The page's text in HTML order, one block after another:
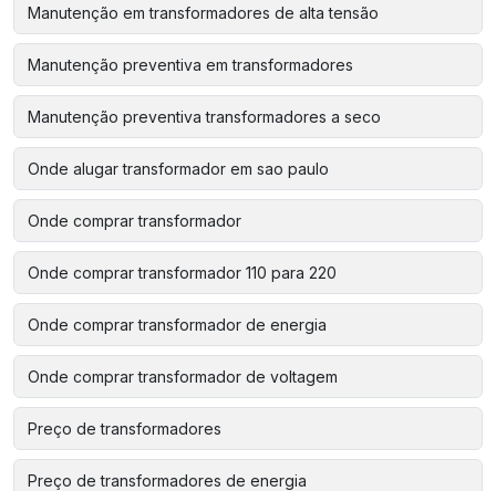
Manutenção em transformadores de alta tensão
Manutenção preventiva em transformadores
Manutenção preventiva transformadores a seco
Onde alugar transformador em sao paulo
Onde comprar transformador
Onde comprar transformador 110 para 220
Onde comprar transformador de energia
Onde comprar transformador de voltagem
Preço de transformadores
Preço de transformadores de energia